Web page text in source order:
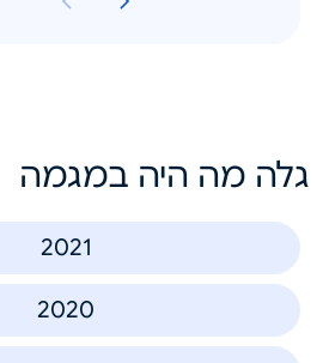
גלה מה היה במגמה
2021
2020